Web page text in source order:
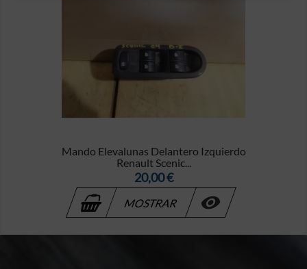
Mando Elevalunas Delantero Izquierdo
Renault Scenic...
Precio
20,00 €
MOSTRAR 